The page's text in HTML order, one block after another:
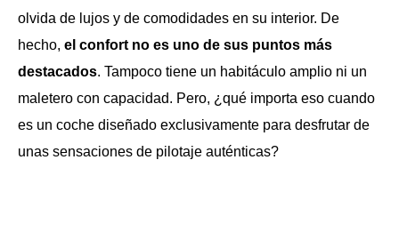
olvida de lujos y de comodidades en su interior. De
hecho, el confort no es uno de sus puntos más
destacados. Tampoco tiene un habitáculo amplio ni un
maletero con capacidad. Pero, ¿qué importa eso cuando
es un coche diseñado exclusivamente para desfrutar de
unas sensaciones de pilotaje auténticas?